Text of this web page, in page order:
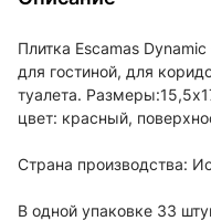
Плитка Escamas
для гостиной, для
туалета.
цвет: красный,
Страна производства:
В одной упаковке 33